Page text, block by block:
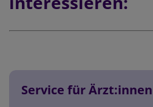
Service für Ärzt:innen